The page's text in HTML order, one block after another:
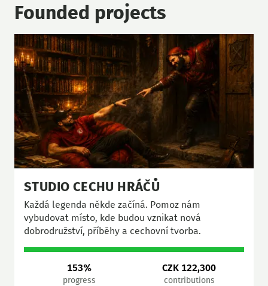
Founded projects
STUDIO CECHU HRÁČŮ
Každá legenda někde začíná. Pomoz nám
vybudovat místo, kde budou vznikat nová
dobrodružství, příběhy a cechovní tvorba.
153%
progress
CZK 122,300
contributions